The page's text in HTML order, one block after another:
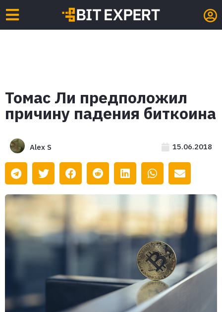
Томас Ли предположил
причину падения биткоина
Alex S 15.06.2018